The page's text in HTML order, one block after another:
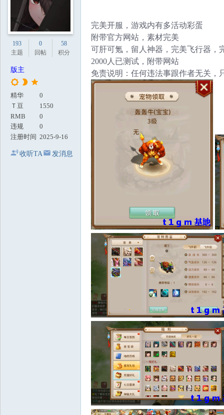
193
主题
0
回帖
58
积分
版主
精华
0
Ｔ豆
1550
RMB
0
违规
0
注册时间 2025-9-16
收听TA 发消息
完美开服，游戏内有多活动彩蛋
附带官方网站，素材完美
可肝可氪，留人神器，完美飞行器，
2000人已测试，附带网站
免责说明：任何违法事跟作者无关，